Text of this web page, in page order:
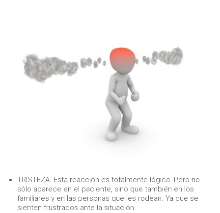
TRISTEZA. Esta reacción es totalmente lógica. Pero no
sólo aparece en el paciente, sino que también en los
familiares y en las personas que les rodean. Ya que se
sienten frustrados ante la situación.